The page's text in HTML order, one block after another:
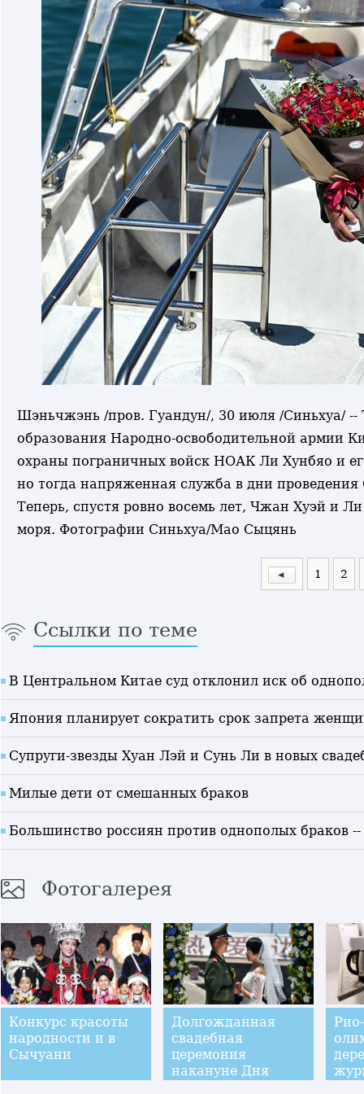
Шэньчжэнь /пров. Гуандун/, 30 июля /Синьхуа/ --
образования Народно-освободительной армии
охраны пограничных войск НОАК Ли Хунбяо и
но тогда напряженная служба в дни
Теперь, спустя ровно восемь лет, Чжан Хуэй и
моря. Фотографии Синьхуа/Мао Сыцянь
1 2
Ссылки по теме
В Центральном Китае суд отклонил иск об
Япония планирует сократить срок запрета
Супруги-звезды Хуан Лэй и Сунь Ли в новых
Милые дети от смешанных браков
Большинство россиян против однополых браков --
Фотогалерея
Конкурс красоты
народности и в
Сычуани
Долгожданная
свадебная
церемония
накануне Дня